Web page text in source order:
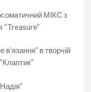
МІКС з
“Treasure”
в творчій